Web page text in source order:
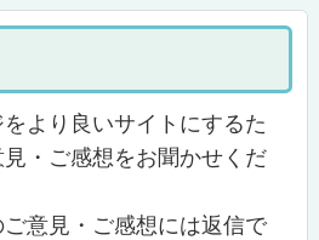
より良いサイトにするた
・ご感想をお聞かせくだ
意見・ご感想には返信で